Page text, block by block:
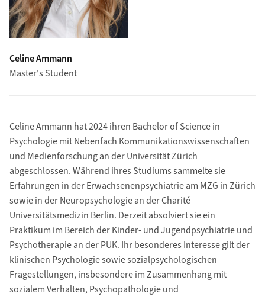
Celine Ammann
Master's Student
Celine Ammann hat 2024 ihren Bachelor of Science in
Psychologie mit Nebenfach Kommunikationswissenschaften
und Medienforschung an der Universität Zürich
abgeschlossen. Während ihres Studiums sammelte sie
Erfahrungen in der Erwachsenenpsychiatrie am MZG in Zürich
sowie in der Neuropsychologie an der Charité –
Universitätsmedizin Berlin. Derzeit absolviert sie ein
Praktikum im Bereich der Kinder- und Jugendpsychiatrie und
Psychotherapie an der PUK. Ihr besonderes Interesse gilt der
klinischen Psychologie sowie sozialpsychologischen
Fragestellungen, insbesondere im Zusammenhang mit
sozialem Verhalten, Psychopathologie und